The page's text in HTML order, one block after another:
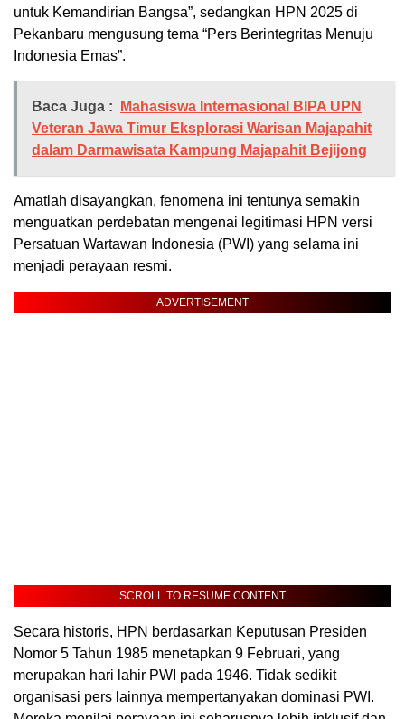
untuk Kemandirian Bangsa”, sedangkan HPN 2025 di
Pekanbaru mengusung tema “Pers Berintegritas Menuju
Indonesia Emas”.
Baca Juga :
Mahasiswa Internasional BIPA UPN
Veteran Jawa Timur Eksplorasi Warisan Majapahit
dalam Darmawisata Kampung Majapahit Bejijong
Amatlah disayangkan, fenomena ini tentunya semakin
menguatkan perdebatan mengenai legitimasi HPN versi
Persatuan Wartawan Indonesia (PWI) yang selama ini
menjadi perayaan resmi.
ADVERTISEMENT
SCROLL TO RESUME CONTENT
Secara historis, HPN berdasarkan Keputusan Presiden
Nomor 5 Tahun 1985 menetapkan 9 Februari, yang
merupakan hari lahir PWI pada 1946. Tidak sedikit
organisasi pers lainnya mempertanyakan dominasi PWI.